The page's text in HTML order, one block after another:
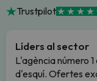
Trustpilot
Líders al sector
L'agència número
d'esquí. Ofertes